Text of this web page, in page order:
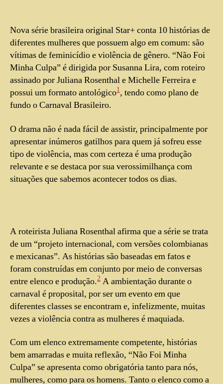
Nova série brasileira original Star+ conta 10 histórias de
diferentes mulheres que possuem algo em comum: são
vítimas de feminicídio e violência de gênero. “Não Foi
Minha Culpa” é dirigida por Susanna Lira, com roteiro
assinado por Juliana Rosenthal e Michelle Ferreira e
possui um formato antológico1, tendo como plano de
fundo o Carnaval Brasileiro.
O drama não é nada fácil de assistir, principalmente por
apresentar inúmeros gatilhos para quem já sofreu esse
tipo de violência, mas com certeza é uma produção
relevante e se destaca por sua verossimilhança com
situações que sabemos acontecer todos os dias.
A roteirista Juliana Rosenthal afirma que a série se trata
de um “projeto internacional, com versões colombianas
e mexicanas”. As histórias são baseadas em fatos e
foram construídas em conjunto por meio de conversas
entre elenco e produção.2 A ambientação durante o
carnaval é proposital, por ser um evento em que
diferentes classes se encontram e, infelizmente, muitas
vezes a violência contra as mulheres é maquiada.
Com um elenco extremamente competente, histórias
bem amarradas e muita reflexão, “Não Foi Minha
Culpa” se apresenta como obrigatória tanto para nós,
mulheres, como para os homens. Tanto o elenco como a